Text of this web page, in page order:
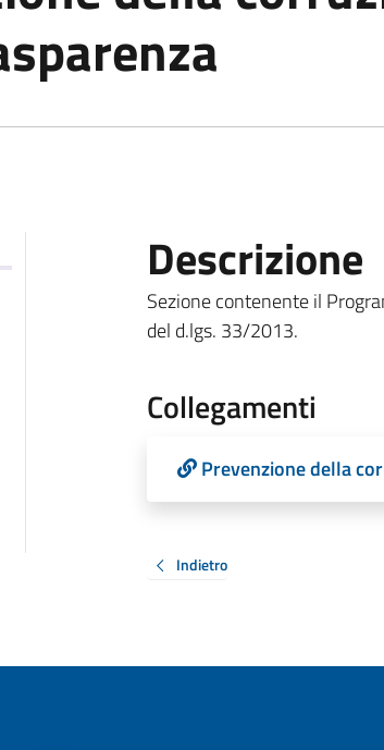
Descrizione
Sezione contenente il
del d.lgs. 33/2013.
Collegamenti
Prevenzione della
Indietro